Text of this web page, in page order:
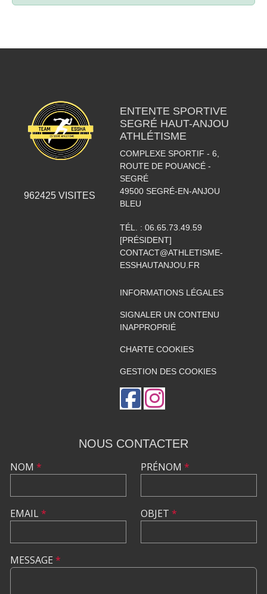
962425 VISITES
ENTENTE SPORTIVE
SEGRÉ HAUT-ANJOU
ATHLÉTISME
COMPLEXE SPORTIF - 6,
ROUTE DE POUANCÉ -
SEGRÉ
49500 SEGRÉ-EN-ANJOU
BLEU
TÉL. : 06.65.73.49.59
[PRÉSIDENT]
CONTACT@ATHLETISME-
ESSHAUTANJOU.FR
INFORMATIONS LÉGALES
SIGNALER UN CONTENU
INAPPROPRIÉ
CHARTE COOKIES
GESTION DES COOKIES
NOUS CONTACTER
NOM *
EMAIL*
PRÉNOM *
OBJET *
MESSAGE *